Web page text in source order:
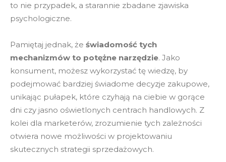
to nie przypadek, a starannie zbadane zjawiska
psychologiczne.
Pamiętaj jednak, że świadomość tych
mechanizmów to potężne narzędzie. Jako
konsument, możesz wykorzystać tę wiedzę, by
podejmować bardziej świadome decyzje zakupowe,
unikając pułapek, które czyhają na ciebie w gorące
dni czy jasno oświetlonych centrach handlowych. Z
kolei dla marketerów, zrozumienie tych zależności
otwiera nowe możliwości w projektowaniu
skutecznych strategii sprzedażowych.